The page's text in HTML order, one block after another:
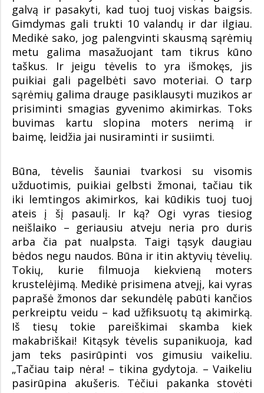
galvą ir pasakyti, kad tuoj tuoj viskas baigsis.
Gimdymas gali trukti 10 valandų ir dar ilgiau.
Medikė sako, jog palengvinti skausmą sąrėmių
metu galima masažuojant tam tikrus kūno
taškus. Ir jeigu tėvelis to yra išmokęs, jis
puikiai gali pagelbėti savo moteriai. O tarp
sąrėmių galima drauge pasiklausyti muzikos ar
prisiminti smagias gyvenimo akimirkas. Toks
buvimas kartu slopina moters nerimą ir
baimę, leidžia jai nusiraminti ir susiimti.
Būna, tėvelis šauniai tvarkosi su visomis
užduotimis, puikiai gelbsti žmonai, tačiau tik
iki lemtingos akimirkos, kai kūdikis tuoj tuoj
ateis į šį pasaulį. Ir ką? Ogi vyras tiesiog
neišlaiko – geriausiu atveju neria pro duris
arba čia pat nualpsta. Taigi tąsyk daugiau
bėdos negu naudos. Būna ir itin aktyvių tėvelių.
Tokių, kurie filmuoja kiekvieną moters
krustelėjimą. Medikė prisimena atvejį, kai vyras
paprašė žmonos dar sekundėlę pabūti kančios
perkreiptu veidu – kad užfiksuotų tą akimirką.
Iš tiesų tokie pareiškimai skamba kiek
makabriškai! Kitąsyk tėvelis supanikuoja, kad
jam teks pasirūpinti vos gimusiu vaikeliu.
„Tačiau taip nėra! – tikina gydytoja. – Vaikeliu
pasirūpina akušeris. Tėčiui pakanka stovėti